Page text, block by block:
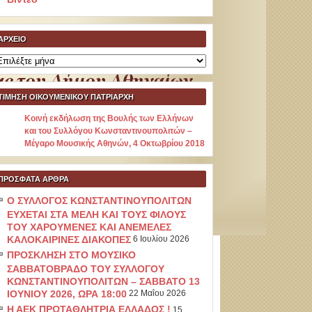
ΟΙΚΟΥΜΕΝΙΚΟΥ ΠΑΤΡΙΑΡΧΗ
Κοινή εκδήλωση της Βουλής των Ελλήνων
και του Συλλόγου Κωνσταντινουπολιτών –
Μέγαρο Μουσικής Αθηνών, 4 Οκτωβρίου 2018
ΆΡΘΡΑ
Ο ΣΥΛΛΟΓΟΣ ΚΩΝΣΤΑΝΤΙΝΟΥΠΟΛΙΤΩΝ
ΕΥΧΕΤΑΙ ΣΤΑ ΜΕΛΗ ΚΑΙ ΤΟΥΣ ΦΙΛΟΥΣ
ΤΟΥ ΧΑΡΟΥΜΕΝΕΣ ΚΑΙ ΑΝΕΜΕΛΕΣ
ΚΑΛΟΚΑΙΡΙΝΕΣ ΔΙΑΚΟΠΕΣ 6 Ιουλίου 2026
ΠΡΟΣΚΛΗΣΗ ΣΤΟ ΜΟΥΣΙΚΟ
ΣΑΒΒΑΤΟΒΡΑΔΟ ΤΟΥ ΣΥΛΛΟΓΟΥ
ΚΩΝΣΤΑΝΤΙΝΟΥΠΟΛΙΤΩΝ – ΣΑΒΒΑΤΟ 13
ΙΟΥΝΙΟΥ 2026, ΩΡΑ 18:00 22 Μαΐου 2026
Η ΑΕΚ ΠΡΩΤΑΘΛΗΤΡΙΑ ΕΛΛΑΔΟΣ !